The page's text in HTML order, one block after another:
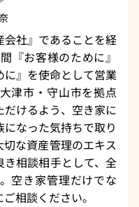
会社』であることを経
『お客様のために』
に』を使命として営業
津市・守山市を拠点
けるよう、空き家に
なった気持ちで取り
な資産管理のエキス
相談相手として、全
空き家管理だけでな
相談ください。